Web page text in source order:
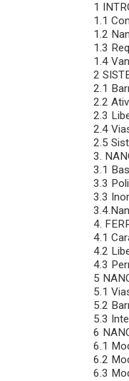
1
1.1
1.2
1.3
1.4
2
2.1
2.2
2.3
2.4
2.5
3.
3.1
3.3
3.3
4.
4.1
4.2
4.3
5
5.1
5.2
5.3
6
6.1
6.2
6.3